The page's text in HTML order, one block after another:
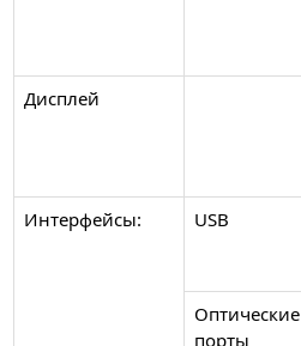
Дисплей
Интерфейсы: USB
Оптические
порты